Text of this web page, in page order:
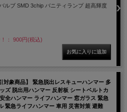
ルブ SMD 3chip バニティランプ 超高輝度
： 900円(税込)
対象商品】 緊急脱出レスキューハンマー 多
ズ 脱出用ハンマー 反射板 シートベルトカ
全ハンマー ライフハンマー 窓ガラス 緊急
緊急ライフハンマー 車用 災害対策 避難